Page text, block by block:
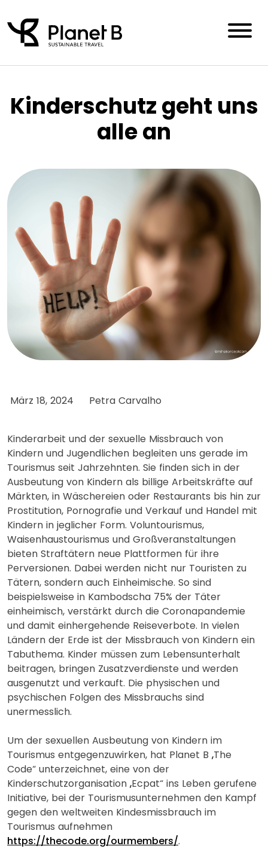
to
content
Kinderschutz geht uns
alle an
März 18, 2024 Petra Carvalho
Kinderarbeit und der sexuelle Missbrauch von
Kindern und Jugendlichen begleiten uns gerade im
Tourismus seit Jahrzehnten. Sie finden sich in der
Ausbeutung von Kindern als billige Arbeitskräfte auf
Märkten, in Wäschereien oder Restaurants bis hin zur
Prostitution, Pornografie und Verkauf und Handel mit
Kindern in jeglicher Form. Voluntourismus,
Waisenhaustourismus und Großveranstaltungen
bieten Straftätern neue Plattformen für ihre
Perversionen. Dabei werden nicht nur Touristen zu
Tätern, sondern auch Einheimische. So sind
beispielsweise in Kambodscha 75% der Täter
einheimisch, verstärkt durch die Coronapandemie
und damit einhergehende Reiseverbote. In vielen
Ländern der Erde ist der Missbrauch von Kindern ein
Tabuthema. Kinder müssen zum Lebensunterhalt
beitragen, bringen Zusatzverdienste und werden
ausgenutzt und verkauft. Die physischen und
psychischen Folgen des Missbrauchs sind
unermesslich.
Um der sexuellen Ausbeutung von Kindern im
Tourismus entgegenzuwirken, hat Planet B „The
Code“ unterzeichnet, eine von der
Kinderschutzorganisation „Ecpat“ ins Leben gerufene
Initiative, bei der Tourismusunternehmen den Kampf
gegen den weltweiten Kindesmissbrauch im
Tourismus aufnehmen
https://thecode.org/ourmembers/.